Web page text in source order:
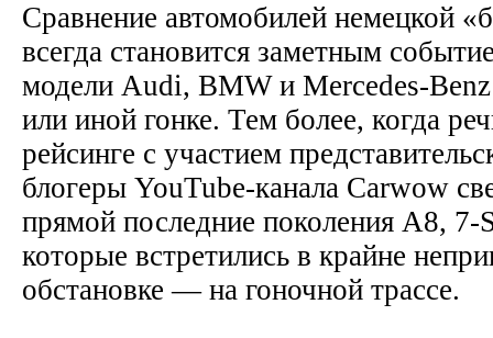
Сравнение автомобилей немецкой
всегда становится заметным
модели Audi, BMW и Mercedes-Benz
или иной гонке. Тем более, когда
рейсинге с участием
блогеры YouTube-канала Carwow
прямой последние поколения A8, 7-
которые встретились в крайне
обстановке — на гоночной трассе.